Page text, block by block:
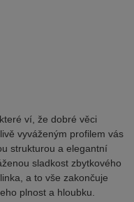
ví, že dobré věci
vyváženým profilem vás
strukturou a elegantní
sladkost zbytkového
a to vše zakončuje
plnost a hloubku.